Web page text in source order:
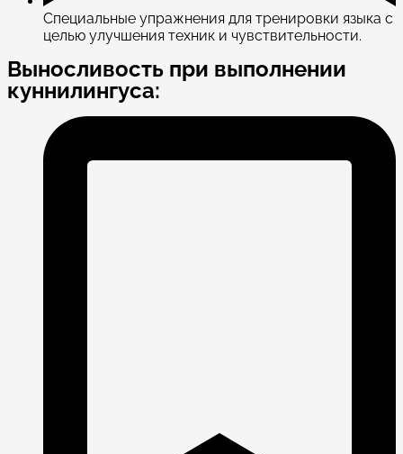
Специальные упражнения для тренировки языка с
целью улучшения техник и чувствительности.
Выносливость при выполнении
куннилингуса: